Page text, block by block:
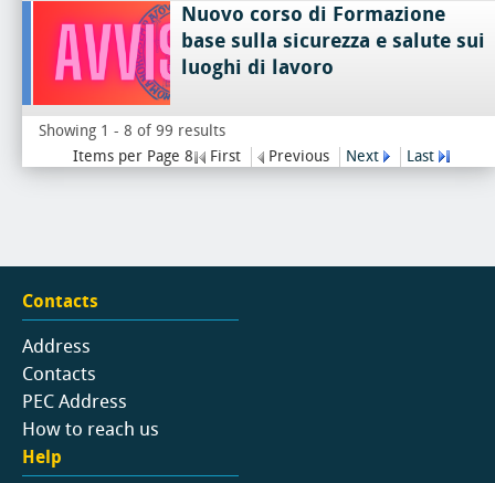
Nuovo corso di Formazione
base sulla sicurezza e salute sui
luoghi di lavoro
Showing 1 - 8 of 99 results
Items per Page 8
First Previous Next Last
Contacts
Address
Contacts
PEC Address
How to reach us
Help